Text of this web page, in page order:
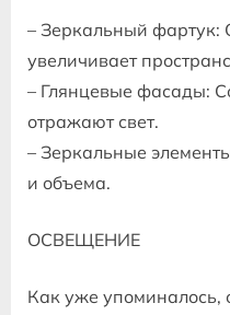
– Зеркальный фартук:
увеличивает
– Глянцевые фасады:
отражают свет.
– Зеркальные
и объема.
ОСВЕЩЕНИЕ
Как уже упоминалось‚